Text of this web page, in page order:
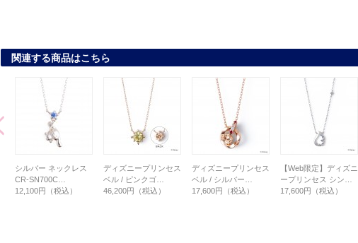
関連する商品はこちら
シルバー ネックレス
CR-SN700C…
12,100円（税込）
ディズニープリンセス
ベル / ピンクゴ…
46,200円（税込）
ディズニープリンセス
ベル / シルバー…
17,600円（税込）
【Web限定】ディズニ
ープリンセス シン…
17,600円（税込）